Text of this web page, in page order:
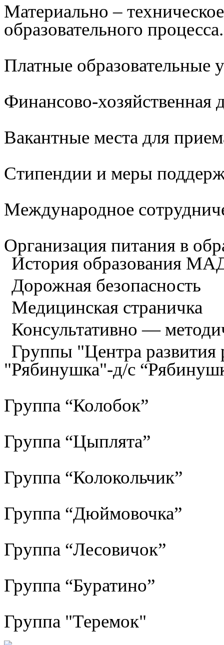
Материально –
образовательного
Платные образовательные
Финансово-хозяйственная
Вакантные места для
Стипендии и меры
Международное
Организация питания в
История образования
Дорожная безопасность
Медицинская страничка
Консультативно —
Группы "Центра развития
"Рябинушка"-д/с
Группа “Колобок”
Группа “Цыплята”
Группа “Колокольчик”
Группа “Дюймовочка”
Группа “Лесовичок”
Группа “Буратино”
Группа "Теремок"